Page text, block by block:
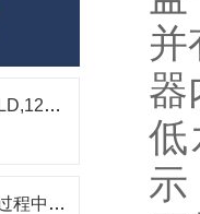
LS-35LD,50LD,75LD,100LD,120LD,150LD反压蒸煮锅技术参数
STIK立式高压灭菌锅使用过程中注意事项
并
器
示